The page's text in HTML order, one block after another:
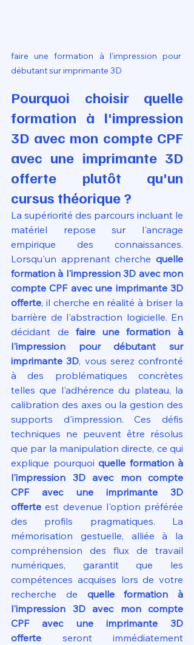
faire une formation à l'impression pour
débutant sur imprimante 3D
Pourquoi choisir quelle
formation à l'impression
3D avec mon compte CPF
avec une imprimante 3D
offerte plutôt qu'un
cursus théorique ?
La supériorité des parcours incluant le
matériel repose sur l'ancrage
empirique des connaissances.
Lorsqu'un apprenant cherche quelle
formation à l'impression 3D avec mon
compte CPF avec une imprimante 3D
offerte, il cherche en réalité à briser la
barrière de l'abstraction logicielle. En
décidant de faire une formation à
l'impression pour débutant sur
imprimante 3D, vous serez confronté
à des problématiques concrètes
telles que l'adhérence du plateau, la
calibration des axes ou la gestion des
supports d'impression. Ces défis
techniques ne peuvent être résolus
que par la manipulation directe, ce qui
explique pourquoi quelle formation à
l'impression 3D avec mon compte
CPF avec une imprimante 3D
offerte est devenue l'option préférée
des profils pragmatiques. La
mémorisation gestuelle, alliée à la
compréhension des flux de travail
numériques, garantit que les
compétences acquises lors de votre
recherche de quelle formation à
l'impression 3D avec mon compte
CPF avec une imprimante 3D
offerte seront immédiatement